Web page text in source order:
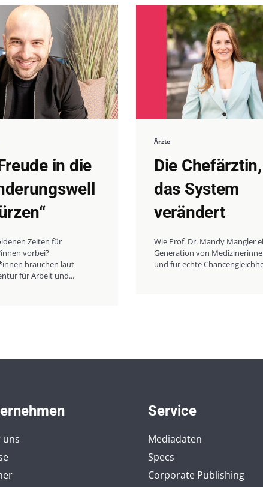
in die
Zeiten für
vorbei?
brauchen laut
für Arbeit und...
Ärzte
Die
das System
verändert
Wie Prof. Dr. Mandy Mangler
Generation von
und für echte
uns
Service
Mediadaten
Specs
Corporate Publishing